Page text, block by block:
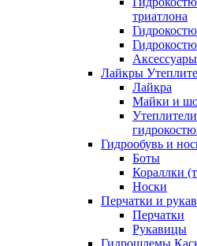
триатлона
Лайкры
Лайкра
Майки и
Гидрообувь и
Боты
Кораллки
Носки
Перчатки и
Перчатки
Рукавицы
Гидрошлемы